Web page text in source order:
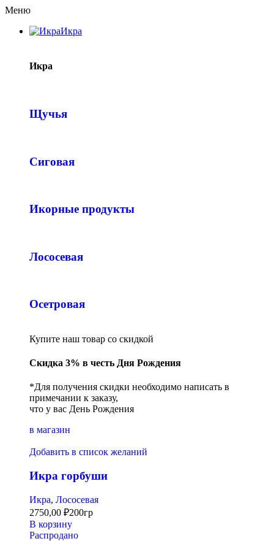
Меню
Икра
Икра
Щучья
Сиговая
Икорные продукты
Лососевая
Осетровая
Купите наш товар со скидкой
Скидка 3% в честь Дня Рождения
*Для получения скидки необходимо написать в
примечании к заказу,
что у вас День Рождения
в магазин
Добавить в список желаний
Икра горбуши
Икра, Лососевая
2750,00 ₽200гр
В корзину
Распродано